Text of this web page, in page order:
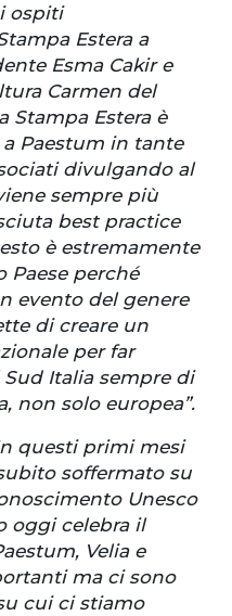
ospiti
Estera a
Esma Cakir e
Carmen del
Stampa Estera è
Paestum in tante
divulgando al
sempre più
best practice
è estremamente
perché
evento del genere
di creare un
per far
Italia sempre di
non solo europea”.
questi primi mesi
soffermato su
Unesco
oggi celebra il
Velia e
ma ci sono
cui ci stiamo